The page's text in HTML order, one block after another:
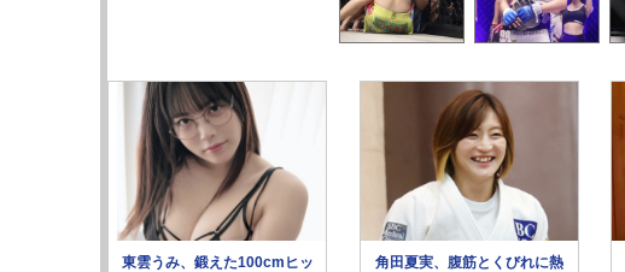
東雲うみ、鍛えた100cmヒッ
角田夏実、腹筋とくびれに熱